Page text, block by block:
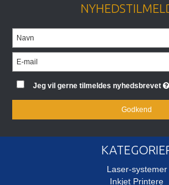
Jeg vil gerne tilmeldes nyhedsbrevet
Godkend
Laser-systemer
Inkjet Printere